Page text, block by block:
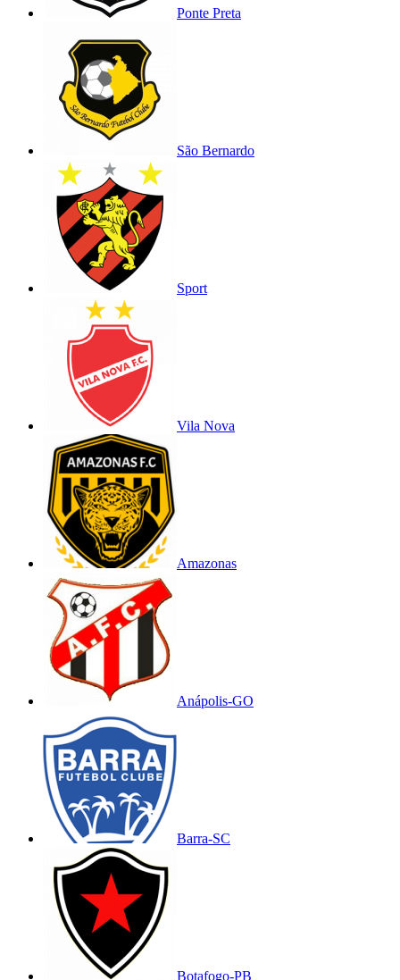
Ponte Preta
São Bernardo
Sport
Vila Nova
Amazonas
Anápolis-GO
Barra-SC
Botafogo-PB